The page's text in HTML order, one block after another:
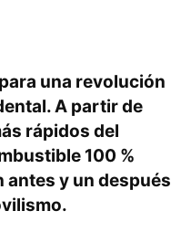
una revolución
A partir de
rápidos del
100 %
antes y un después